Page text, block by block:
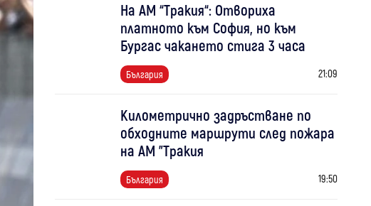
На АМ “Тракия“: Отвориха
платното към София, но към
Бургас чакането стига 3 часа
България 21:09
Километрично задръстване по
обходните маршрути след пожара
на АМ "Тракия
България 19:50